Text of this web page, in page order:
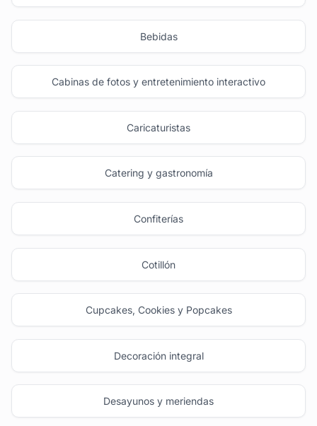
Bebidas
Cabinas de fotos y entretenimiento interactivo
Caricaturistas
Catering y gastronomía
Confiterías
Cotillón
Cupcakes, Cookies y Popcakes
Decoración integral
Desayunos y meriendas